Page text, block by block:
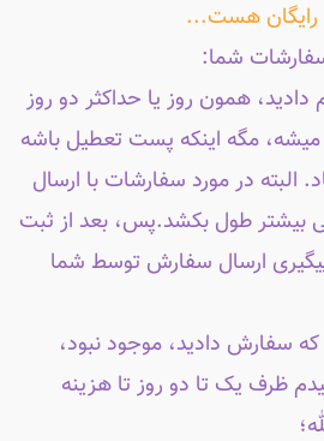
شما:
همون روز یا حداکثر دو روز
مگه اینکه پست تعطیل باشه
در مورد سفارشات با ارسال
بیشتر طول بکشد.پس، بعد از ثبت
ارسال سفارش توسط شما
که سفارش دادید، موجود نبود،
ظرف یک تا دو روز تا هزینه